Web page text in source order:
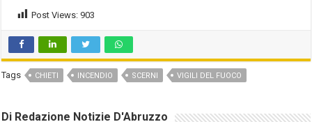
Post Views: 903
Tags CHIETI INCENDIO SCERNI VIGILI DEL FUOCO
Di Redazione Notizie D'Abruzzo